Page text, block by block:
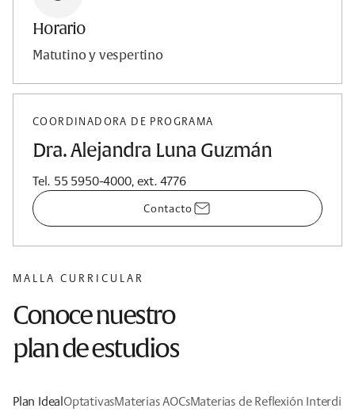
Horario
Matutino y vespertino
COORDINADORA DE PROGRAMA
Dra. Alejandra Luna Guzmán
Tel. 55 5950-4000, ext. 4776
Contacto
MALLA CURRICULAR
Conoce nuestro
plan de estudios
Plan IdealOptativasMaterias AOCsMaterias de Reflexión